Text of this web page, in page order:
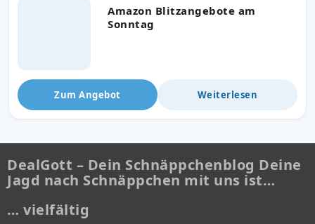
Amazon Blitzangebote am
Sonntag
Zum Angebot Weiterlesen
DealGott – Dein Schnäppchenblog Deine
Jagd nach Schnäppchen mit uns ist…
… vielfältig